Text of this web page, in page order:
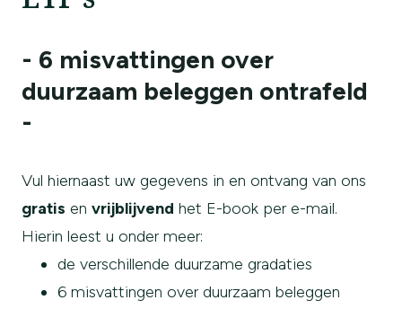
- 6 misvattingen over
duurzaam beleggen ontrafeld
-
Vul hiernaast uw gegevens in en ontvang van ons
gratis en vrijblijvend het E-book per e-mail.
Hierin leest u onder meer:
de verschillende duurzame gradaties
6 misvattingen over duurzaam beleggen